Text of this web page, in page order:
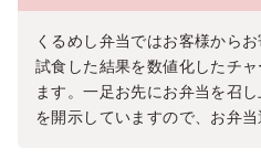
くるめし弁当ではお客様から
試食した結果を数値化したチ
ます。一足お先にお弁当を召
を開示していますので、お弁